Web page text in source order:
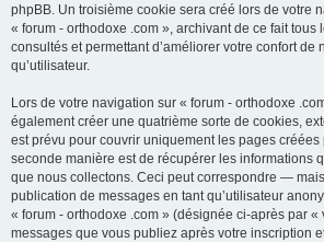
phpBB. Un troisième cookie sera créé lors de votre
« forum - orthodoxe .com », archivant de ce fait tous
consultés et permettant d’améliorer votre confort de
qu’utilisateur.
Lors de votre navigation sur « forum - orthodoxe
également créer une quatrième sorte de cookies,
est prévu pour couvrir uniquement les pages
seconde manière est de récupérer les informations
que nous collectons. Ceci peut correspondre —
publication de messages en tant qu’utilisateur
« forum - orthodoxe .com » (désignée ci-après par «
messages que vous publiez après votre inscription